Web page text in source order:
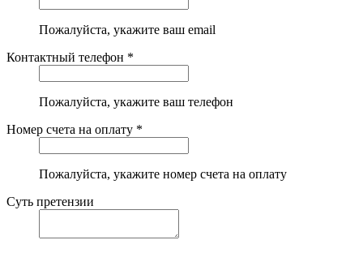
Пожалуйста, укажите ваш email
Контактный телефон *
Пожалуйста, укажите ваш телефон
Номер счета на оплату *
Пожалуйста, укажите номер счета на оплату
Суть претензии